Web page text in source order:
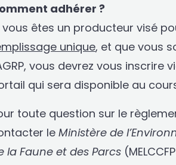
adhérer ?
vous êtes un producteur visé
unique, et que vous
vous devrez vous inscrire
qui sera disponible au
toute question sur le
le Ministère de
la Faune et des Parcs